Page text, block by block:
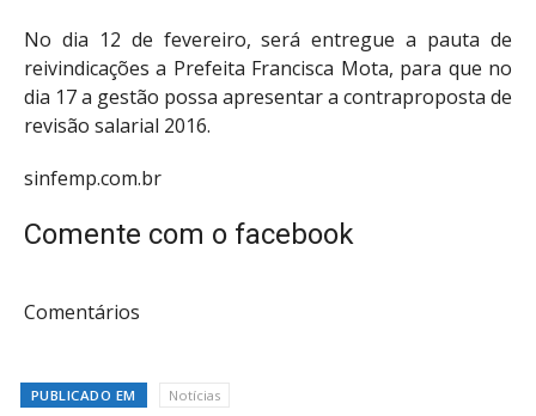
No dia 12 de fevereiro, será entregue a pauta de
reivindicações a Prefeita Francisca Mota, para que no
dia 17 a gestão possa apresentar a contraproposta de
revisão salarial 2016.
sinfemp.com.br
Comente com o facebook
Comentários
PUBLICADO EM Notícias